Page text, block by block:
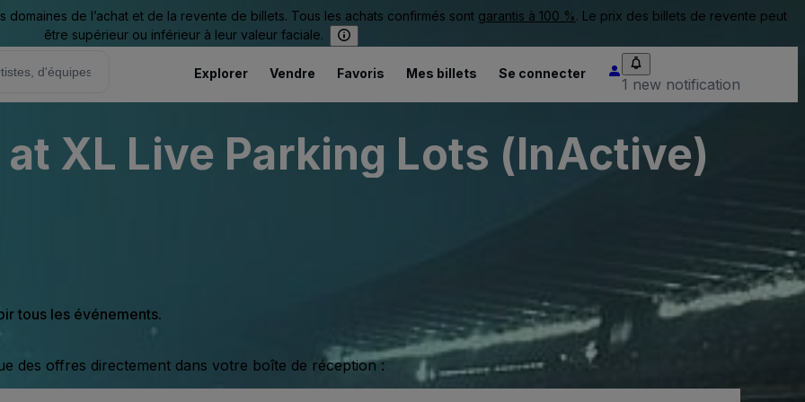
de l’achat et de la revente de billets. Tous les achats confirmés sont garantis à 100 %. Le prix des billets de revente peut
être supérieur ou inférieur à leur valeur faciale.
Explorer Vendre Favoris Mes billets Se connecter
1 new notification
XL Live Parking Lots (InActive)
tous les événements.
des offres directement dans votre boîte de réception :